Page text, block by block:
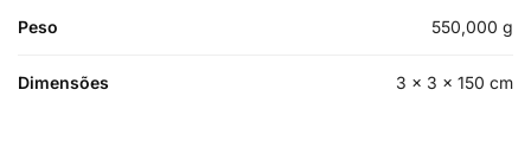
Peso 550,000 g
Dimensões 3 × 3 × 150 cm